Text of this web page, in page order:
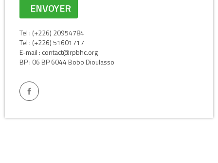
Tel : (+226) 20954784
Tel : (+226) 51601717
E-mail : contact@rpbhc.org
BP : 06 BP 6044 Bobo Dioulasso